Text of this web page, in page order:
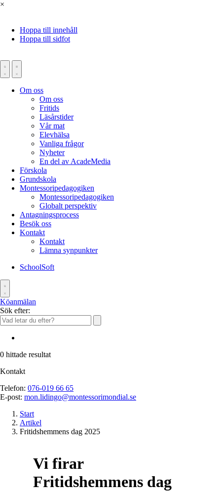
×
Hoppa till innehåll
Hoppa till sidfot
Om oss
Om oss
Fritids
Läsårstider
Vår mat
Elevhälsa
Vanliga frågor
Nyheter
En del av AcadeMedia
Förskola
Grundskola
Montessoripedagogiken
Montessoripedagogiken
Globalt perspektiv
Antagningsprocess
Besök oss
Kontakt
Kontakt
Lämna synpunkter
SchoolSoft
Köanmälan
Sök efter:
0 hittade resultat
Kontakt
Telefon: 076-019 66 65
E-post: mon.lidingo@montessorimondial.se
Start
Artikel
Fritidshemmens dag 2025
Vi firar
Fritidshemmens dag